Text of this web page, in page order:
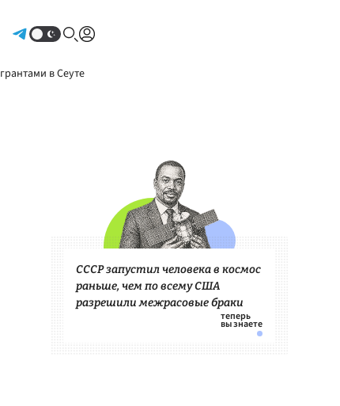
в Сеуте
СССР запустил человека в космос
раньше, чем по всему США
разрешили межрасовые браки